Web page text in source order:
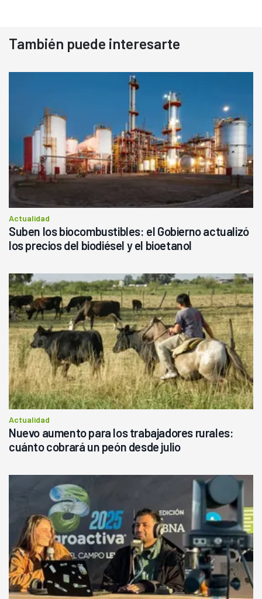
También puede interesarte
Actualidad
Suben los biocombustibles: el Gobierno actualizó
los precios del biodiésel y el bioetanol
Actualidad
Nuevo aumento para los trabajadores rurales:
cuánto cobrará un peón desde julio